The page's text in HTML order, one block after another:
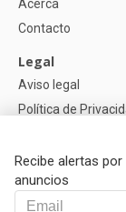
Recibe alertas
anuncios
Acerca
Contacto
Legal
Aviso legal
Política de
Ayuda
Preguntas